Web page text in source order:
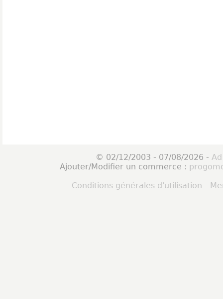
© 02/12/2003 - 07/08/2026 -
Ajouter/Modifier un commerce :
Conditions générales d'utilisation -